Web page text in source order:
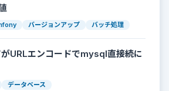
バージョンアップ バッチ処理
URLエンコードでmysql直接続に
データベース